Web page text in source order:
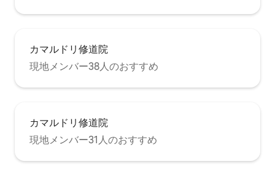
（ヴァルダルノ出口はわずか13 km）で、
ができます。また、カヴリリアの南数キ
ロメートルには、クレーテ・セネージの
魅力的な領土があります。 田舎にあるこ
の家は、トスカーナの本格的な体験を提
や素晴らしいファーマーズマーケットに
アクセスできます。 モンテヴァルキ（7
km先）には大きなスーパーがあります。
鉄道駅は納屋から8 kmのところにありま
す。 そこからフィレンツェとアレッツォ
カマルドリ修道院
現地メンバー38人のおすすめ
カマルドリ修道院
現地メンバー31人のおすすめ